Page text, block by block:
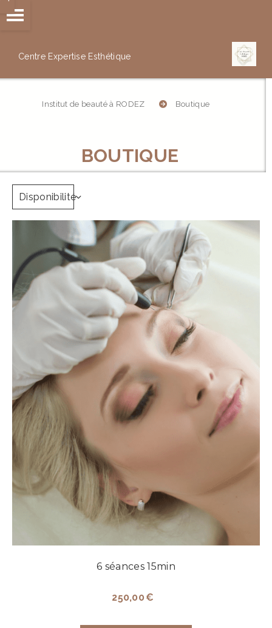
Centre Expertise Esthétique
Institut de beauté à RODEZ Boutique
BOUTIQUE
Disponibilité
6 séances 15min
250,00 €
Panneau de gestion des cookies